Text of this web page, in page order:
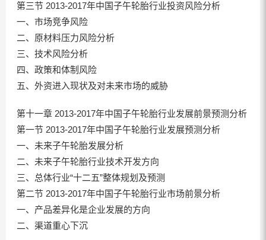
第三节 2013-2017年中国子午轮胎行业投资风险分析
一、市场竞争风险
二、原材料压力风险分析
三、技术风险分析
四、政策和体制风险
五、外资进入现状及对未来市场的威胁
第十一章 2013-2017年中国子午轮胎行业发展前景预测分析
第一节 2013-2017年中国子午轮胎行业发展预测分析
一、未来子午轮胎发展分析
二、未来子午轮胎行业技术开发方向
三、总体行业“十二五”整体规划及预测
第二节 2013-2017年中国子午轮胎行业市场前景分析
一、产品差异化是企业发展的方向
二、渠道重心下沉